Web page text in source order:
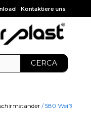
Kontaktiere uns
CERCA
/ 580 Weiß